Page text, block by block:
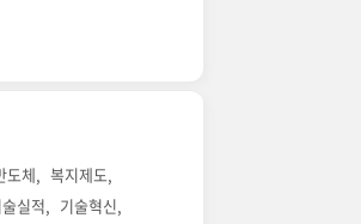
도체
복지제도
실적
기술혁신